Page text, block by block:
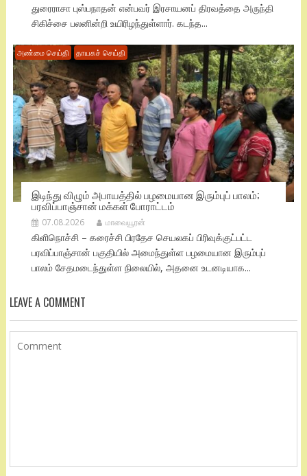
துரைராசா புஸ்பநாதன் என்பவர் இரசாயனப் திரவத்தை அருந்தி
சிகிச்சை பலனின்றி உயிரிழந்துள்ளார். கடந்த...
அண்மை செய்தி தாயகச் செய்தி
இடிந்து விழும் அபாயத்தில் பழமையான இரும்புப் பாலம்;
பரவிப்பாஞ்சான் மக்கள் போராட்டம்
07.08.2026 மாவையூரன்
கிளிநொச்சி – கரைச்சி பிரதேச செயலகப் பிரிவுக்குட்பட்ட
பரவிப்பாஞ்சான் பகுதியில் அமைந்துள்ள பழமையான இரும்புப்
பாலம் சேதமடைந்துள்ள நிலையில், அதனை உடனடியாக...
LEAVE A COMMENT